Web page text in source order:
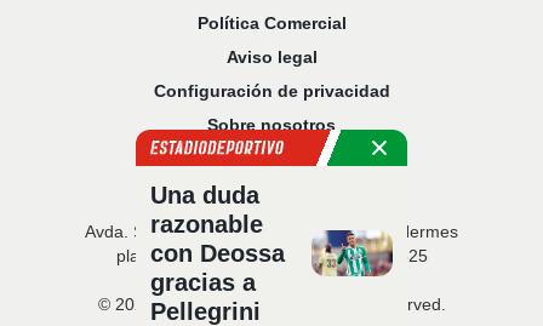
Política Comercial
Aviso legal
Configuración de privacidad
Sobre nosotros
Código Ético
Avda. San Francisco Javier, 22 · Edificio Hermes
planta 5 · 41018 Sevilla · T. 954 216 525
© 2026 Estadio Deportivo. All rights reserved.
Una duda
razonable
con Deossa
gracias a
Pellegrini